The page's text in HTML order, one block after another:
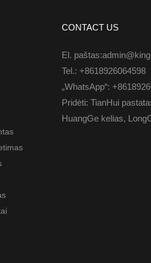
CONTACT US
El.
Tel.: +8618926064598
„WhatsApp“:
Pridėti: TianHui
HuangGe kelias,